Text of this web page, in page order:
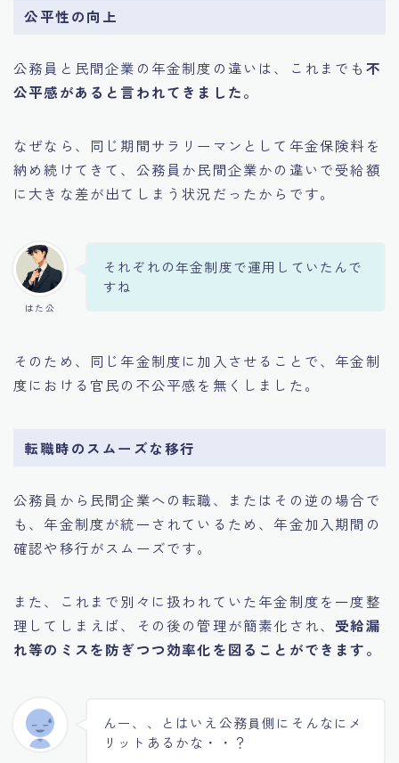
公平性の向上
公務員と民間企業の年金制度の違いは、これまでも 不
公平感があると言われてきました。
なぜなら、同じ期間サラリーマンとして年金保険料を
納め続けてきて、公務員か民間企業かの違いで受給額
に大きな差が出てしまう状況だったからです。
はた公
それぞれの年金制度で運用していたんで
すね
そのため、同じ年金制度に加入させることで、年金制
度における官民の不公平感を無くしました。
転職時のスムーズな移行
公務員から民間企業への転職、またはその逆の場合で
も、年金制度が統一されているため、年金加入期間の
確認や移行がスムーズです。
また、これまで別々に扱われていた年金制度を一度整
理してしまえば、その後の管理が簡素化され、 受給漏
れ等のミスを防ぎつつ効率化を図ることができます。
んー、、とはいえ公務員側にそんなにメ
リットあるかな・・？